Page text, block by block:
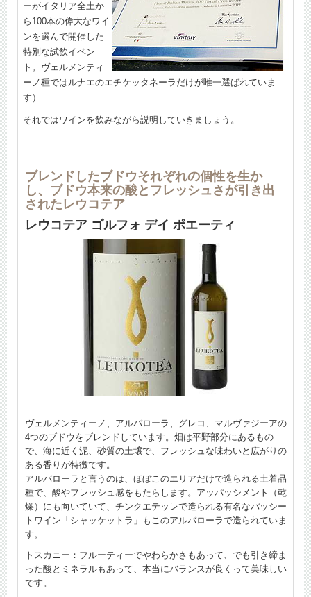
ーがイタリア全土か
ら100本の偉大なワイ
ンを選んで開催した
特別な試飲イベン
ト。ヴェルメンティ
ーノ種ではルナエのエチケッタネーラだけが唯一選ばれていま
す）
それではワインを飲みながら説明していきましょう。
ブレンドしたブドウそれぞれの個性を生か
し、ブドウ本来の酸とフレッシュさが引き出
されたレウコテア
レウコテア ゴルフォ デイ ポエーティ
ヴェルメンティーノ、アルバローラ、グレコ、マルヴァジーアの
4つのブドウをブレンドしています。畑は平野部分にあるもの
で、海に近く泥、砂質の土壌で、フレッシュな味わいと広がりの
ある香りが特徴です。
アルバローラと言うのは、ほぼこのエリアだけで造られる土着品
種で、酸やフレッシュ感をもたらします。アッパッシメント（乾
燥）にも向いていて、チンクエテッレで造られる有名なパッシー
トワイン「シャッケットラ」もこのアルバローラで造られていま
す。
トスカニー：フルーティーでやわらかさもあって、でも引き締ま
った酸とミネラルもあって、本当にバランスが良くって美味しい
です。